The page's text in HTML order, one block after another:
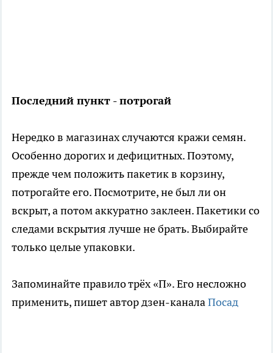
Последний пункт - потрогай
Нередко в магазинах случаются кражи семян.
Особенно дорогих и дефицитных. Поэтому,
прежде чем положить пакетик в корзину,
потрогайте его. Посмотрите, не был ли он
вскрыт, а потом аккуратно заклеен. Пакетики со
следами вскрытия лучше не брать. Выбирайте
только целые упаковки.
Запоминайте правило трёх «П». Его несложно
применить, пишет автор дзен-каналаПосад